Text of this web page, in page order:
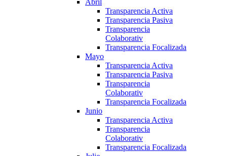
Abril
Transparencia Activa
Transparencia Pasiva
Transparencia
Colaborativ
Transparencia Focalizada
Mayo
Transparencia Activa
Transparencia Pasiva
Transparencia
Colaborativ
Transparencia Focalizada
Junio
Transparencia Activa
Transparencia
Colaborativ
Transparencia Focalizada